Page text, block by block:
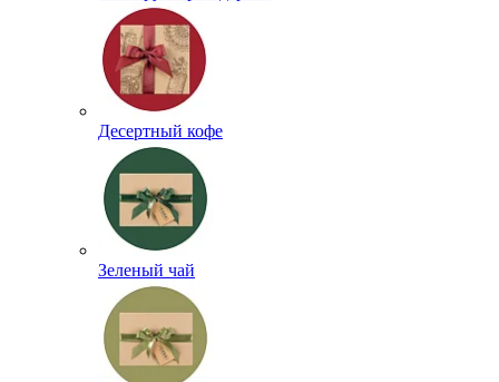
Десертный кофе
Зеленый чай